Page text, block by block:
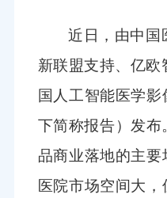
近日，由中国
新联盟支持、亿欧
国人工智能医学
下简称报告）发
品商业落地的主
医院市场空间大，